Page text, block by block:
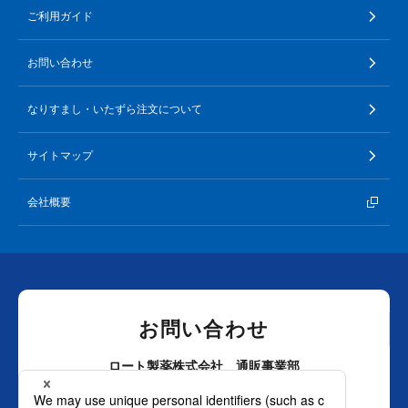
ご利用ガイド
お問い合わせ
なりすまし・いたずら注文について
サイトマップ
会社概要
お問い合わせ
ロート製薬株式会社 通販事業部
0120-880-610